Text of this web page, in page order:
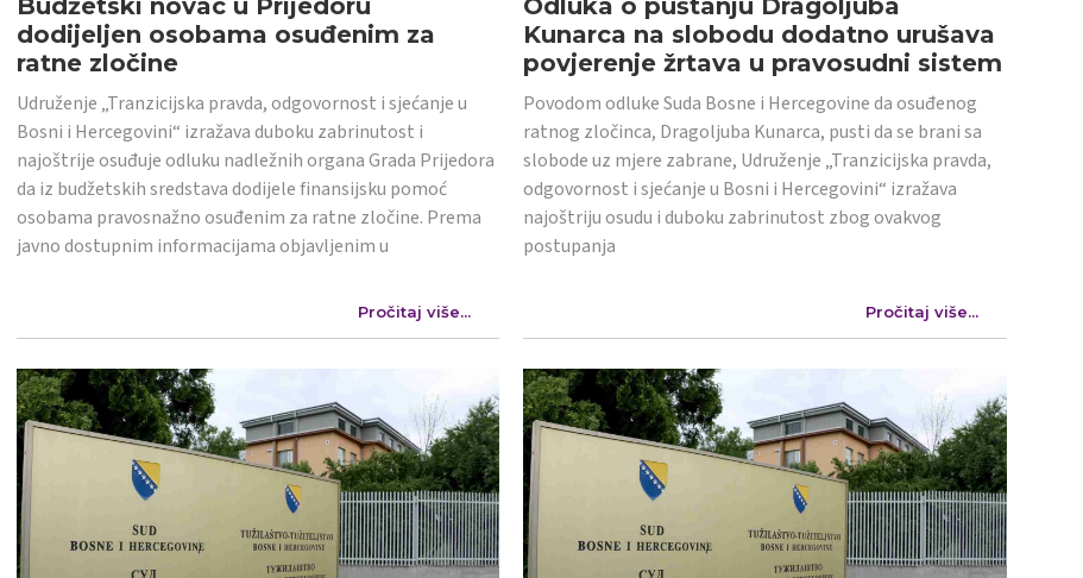
dodijeljen osobama osuđenim za
ratne zločine
Udruženje „Tranzicijska pravda, odgovornost i sjećanje u
Bosni i Hercegovini“ izražava duboku zabrinutost i
najoštrije osuđuje odluku nadležnih organa Grada Prijedora
da iz budžetskih sredstava dodijele finansijsku pomoć
osobama pravosnažno osuđenim za ratne zločine. Prema
javno dostupnim informacijama objavljenim u
Pročitaj više...
Kunarca na slobodu dodatno urušava
povjerenje žrtava u pravosudni sistem
Povodom odluke Suda Bosne i Hercegovine da osuđenog
ratnog zločinca, Dragoljuba Kunarca, pusti da se brani sa
slobode uz mjere zabrane, Udruženje „Tranzicijska pravda,
odgovornost i sjećanje u Bosni i Hercegovini“ izražava
najoštriju osudu i duboku zabrinutost zbog ovakvog
postupanja
Pročitaj više...